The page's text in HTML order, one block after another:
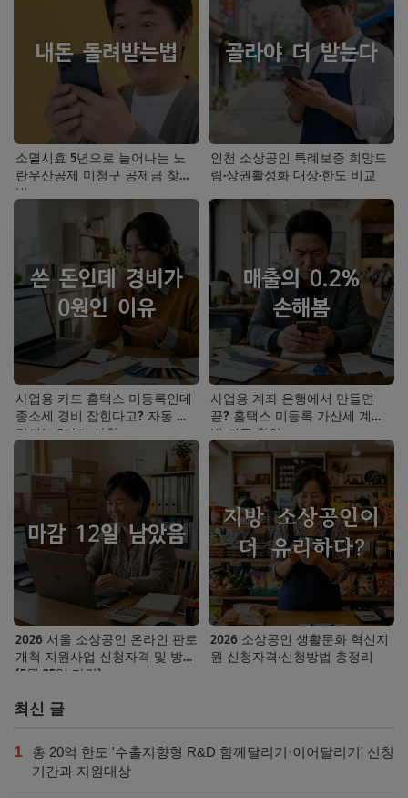
소멸시효 5년으로 늘어나는 노
란우산공제 미청구 공제금 찾는
법
인천 소상공인 특례보증 희망드
림·상권활성화 대상·한도 비교
사업용 카드 홈택스 미등록인데
종소세 경비 잡힌다고? 자동 누
락되는 3가지 상황
사업용 계좌 은행에서 만들면
끝? 홈택스 미등록 가산세 계산
법 지금 확인
2026 서울 소상공인 온라인 판로
개척 지원사업 신청자격 및 방법
(5월 25일 마감)
2026 소상공인 생활문화 혁신지
원 신청자격·신청방법 총정리
최신 글
1
총 20억 한도 '수출지향형 R&D 함께달리기·이어달리기' 신청
기간과 지원대상